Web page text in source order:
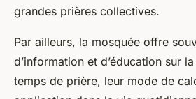
grandes prières collectives.
Par ailleurs, la mosquée offre
d’information et d’éducation sur
temps de prière, leur mode de